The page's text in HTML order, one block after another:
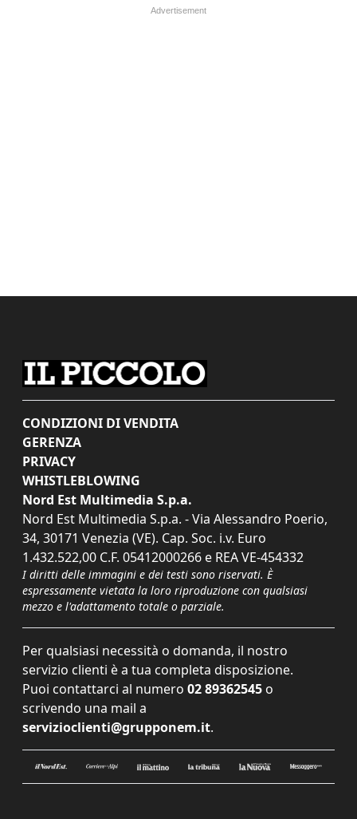
CONDIZIONI DI VENDITA
GERENZA
PRIVACY
WHISTLEBLOWING
Nord Est Multimedia S.p.a.
Nord Est Multimedia S.p.a. - Via Alessandro Poerio,
34, 30171 Venezia (VE). Cap. Soc. i.v. Euro
1.432.522,00 C.F. 05412000266 e REA VE-454332
I diritti delle immagini e dei testi sono riservati. È
espressamente vietata la loro riproduzione con qualsiasi
mezzo e l'adattamento totale o parziale.
Per qualsiasi necessità o domanda, il nostro
servizio clienti è a tua completa disposizione.
Puoi contattarci al numero 02 89362545 o
scrivendo una mail a
servizioclienti@grupponem.it.